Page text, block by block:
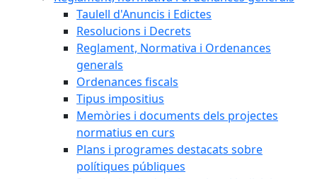
Taulell d'Anuncis i Edictes
Resolucions i Decrets
Reglament, Normativa i Ordenances
generals
Ordenances fiscals
Tipus impositius
Memòries i documents dels projectes
normatius en curs
Plans i programes destacats sobre
polítiques públiques